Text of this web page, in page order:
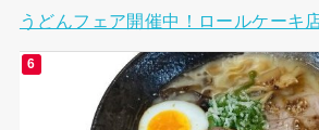
うどんフェア開催中！ロールケーキ